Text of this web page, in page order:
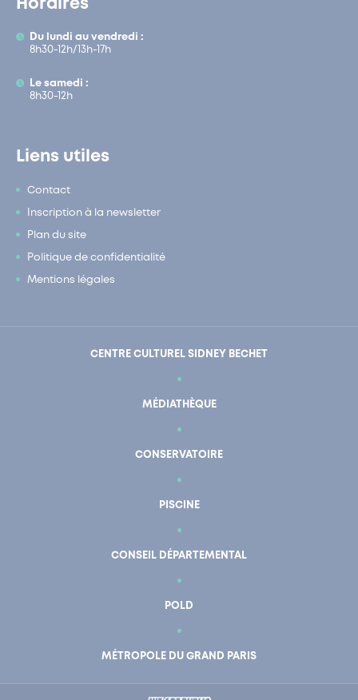
Horaires
Du lundi au vendredi :
8h30-12h/13h-17h
Le samedi :
8h30-12h
Liens utiles
Contact
Inscription à la newsletter
Plan du site
Politique de confidentialité
Mentions légales
CENTRE CULTUREL SIDNEY BECHET
MÉDIATHÈQUE
CONSERVATOIRE
PISCINE
CONSEIL DÉPARTEMENTAL
POLD
MÉTROPOLE DU GRAND PARIS
En un clic Mon compte